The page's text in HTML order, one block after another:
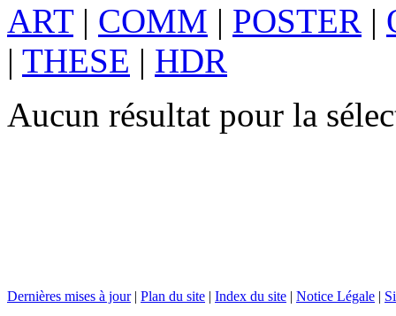
ART| COMM | POSTER |
| THESE | HDR
Aucun résultat pour la
Dernières mises à jour| Plan du site | Index du site | Notice Légale |